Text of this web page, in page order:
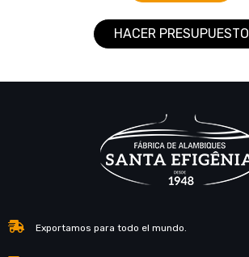
HACER PRESUPUESTO
Exportamos para todo el mundo.